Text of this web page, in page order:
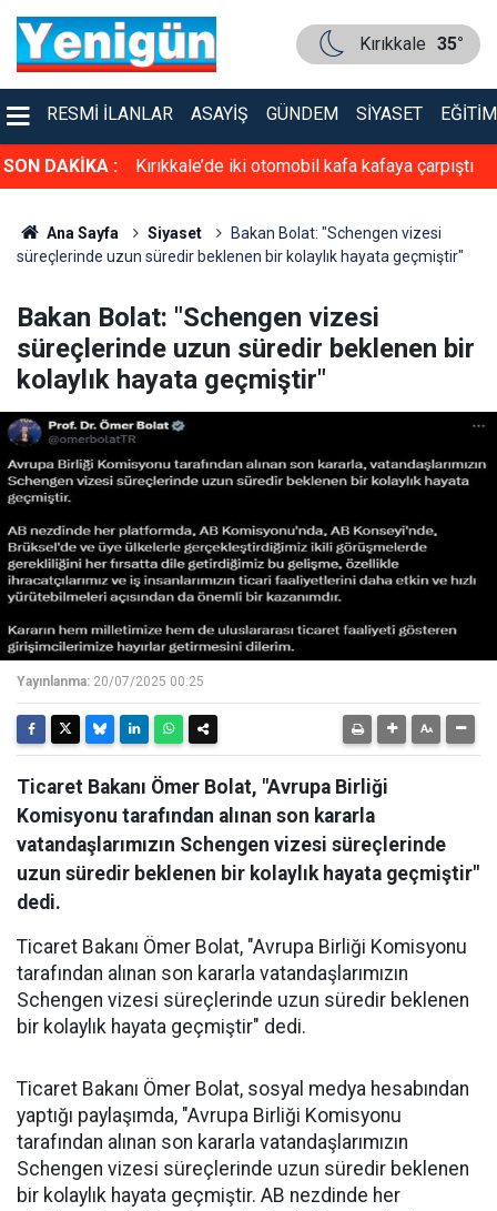
Kırıkkale 35°
RESMI İLANLAR ASAYIŞ GÜNDEM SIYASET EĞITIM
SON DAKİKA : Kırıkkale’de iki otomobil kafa kafaya çarpıştı
Ana Sayfa Siyaset
Bakan Bolat: "Schengen vizesi
süreçlerinde uzun süredir beklenen bir kolaylık hayata geçmiştir"
Bakan Bolat: "Schengen vizesi
süreçlerinde uzun süredir beklenen bir
kolaylık hayata geçmiştir"
Yayınlanma: 20/07/2025 00:25
Ticaret Bakanı Ömer Bolat, "Avrupa Birliği
Komisyonu tarafından alınan son kararla
vatandaşlarımızın Schengen vizesi süreçlerinde
uzun süredir beklenen bir kolaylık hayata geçmiştir"
dedi.
Ticaret Bakanı Ömer Bolat, "Avrupa Birliği Komisyonu
tarafından alınan son kararla vatandaşlarımızın
Schengen vizesi süreçlerinde uzun süredir beklenen
bir kolaylık hayata geçmiştir" dedi.
Ticaret Bakanı Ömer Bolat, sosyal medya hesabından
yaptığı paylaşımda, "Avrupa Birliği Komisyonu
tarafından alınan son kararla vatandaşlarımızın
Schengen vizesi süreçlerinde uzun süredir beklenen
bir kolaylık hayata geçmiştir. AB nezdinde her